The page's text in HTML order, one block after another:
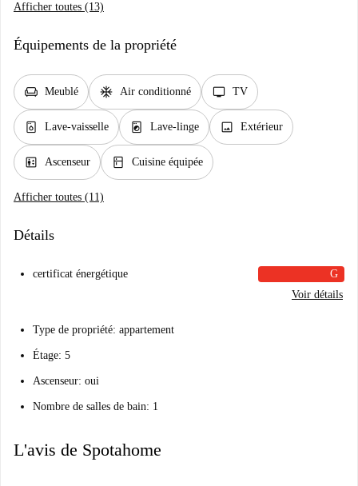
Afficher toutes (13)
Équipements de la propriété
chair Meublé ac_unit Air conditionné tv TV
dishwasher_gen Lave-vaisselle local_laundry_service Lave-linge image Extérieur
elevator Ascenseur kitchen Cuisine équipée
Afficher toutes (11)
Détails
certificat énergétique
G
Voir détails
Type de propriété: appartement
Étage: 5
Ascenseur: oui
Nombre de salles de bain: 1
L'avis de Spotahome